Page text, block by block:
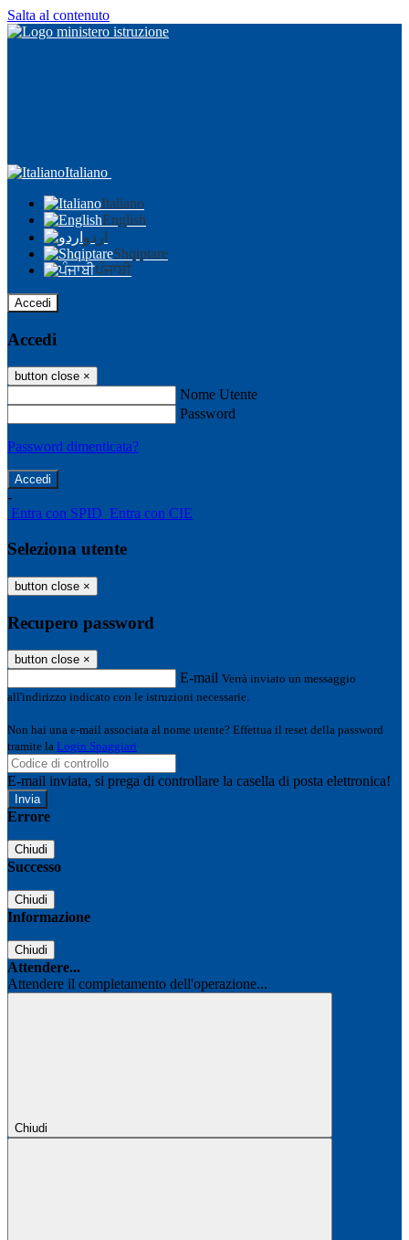
Salta al contenuto
Italiano
Italiano
English
اردو
Shqiptare
ਪੰਜਾਬੀ
Accedi
Accedi
button close ×
Nome Utente
Password
Password dimenticata?
-
Entra con SPID Entra con CIE
Seleziona utente
button close ×
Recupero password
button close ×
E-mail Verrà inviato un messaggio
all'indirizzo indicato con le istruzioni necessarie.
Non hai una e-mail associata al nome utente? Effettua il reset della password
tramite la Login Spaggiari
E-mail inviata, si prega di controllare la casella di posta elettronica!
Errore
Chiudi
Successo
Chiudi
Informazione
Chiudi
Attendere...
Attendere il completamento dell'operazione...
Chiudi